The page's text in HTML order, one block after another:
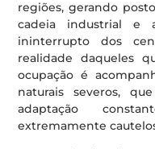
regiões, gerando
cadeia industrial e
ininterrupto dos
realidade daqueles
ocupação é
naturais severos,
adaptação
extremamente